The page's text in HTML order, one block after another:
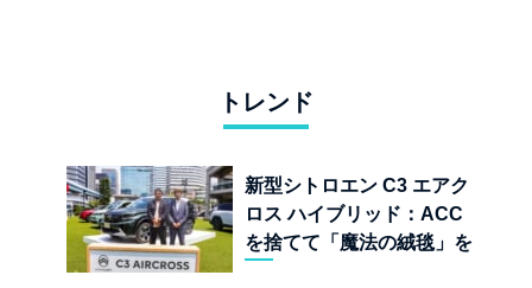
トレンド
新型シトロエン C3 エアク
ロス ハイブリッド：ACC
を捨てて「魔法の絨毯」を